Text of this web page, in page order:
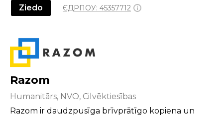
Ziedo ЄДРПОУ: 45357712
Razom
Humanitārs, NVO, Cilvēktiesības
Razom ir daudzpusīga brīvprātīgo kopiena un